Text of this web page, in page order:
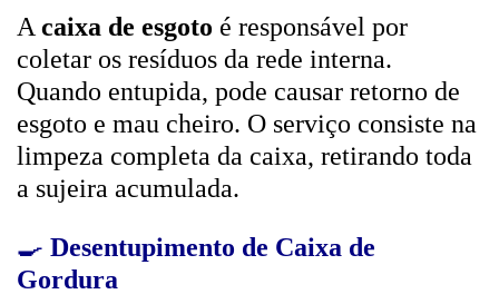
A caixa de esgoto é responsável por
coletar os resíduos da rede interna.
Quando entupida, pode causar retorno de
esgoto e mau cheiro. O serviço consiste na
limpeza completa da caixa, retirando toda
a sujeira acumulada.
🍳 Desentupimento de Caixa de
Gordura